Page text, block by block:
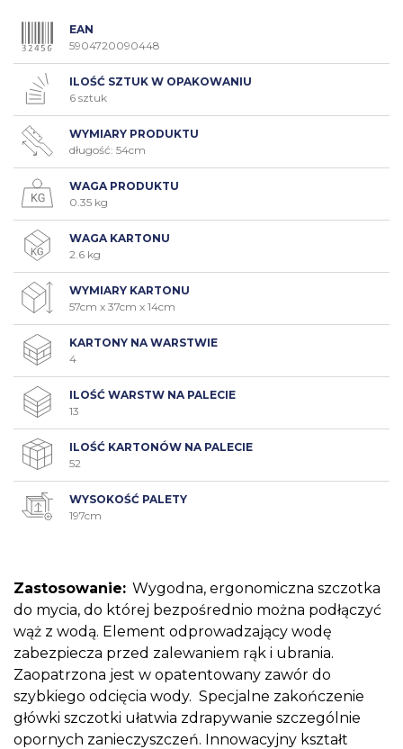
EAN
5904720090448
ILOŚĆ SZTUK W OPAKOWANIU
6 sztuk
WYMIARY PRODUKTU
długość: 54cm
WAGA PRODUKTU
0.35 kg
WAGA KARTONU
2.6 kg
WYMIARY KARTONU
57cm x 37cm x 14cm
KARTONY NA WARSTWIE
4
ILOŚĆ WARSTW NA PALECIE
13
ILOŚĆ KARTONÓW NA PALECIE
52
WYSOKOŚĆ PALETY
197cm
Zastosowanie: Wygodna, ergonomiczna szczotka
do mycia, do której bezpośrednio można podłączyć
wąż z wodą. Element odprowadzający wodę
zabezpiecza przed zalewaniem rąk i ubrania.
Zaopatrzona jest w opatentowany zawór do
szybkiego odcięcia wody. Specjalne zakończenie
główki szczotki ułatwia zdrapywanie szczególnie
opornych zanieczyszczeń. Innowacyjny kształt